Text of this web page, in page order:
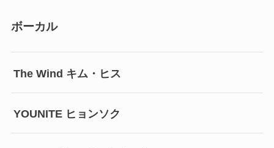
ボーカル
The Wind キム・ヒス
YOUNITE ヒョンソク